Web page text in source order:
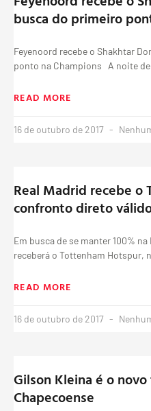
busca do primeiro
Feyenoord recebe o Shakhtar
ponto na Champions A noite
READ MORE
16 de outubro de 2017
Real Madrid recebe o
confronto direto
Em busca de se manter 100%
receberá o Tottenham Hotspur,
READ MORE
16 de outubro de 2017
Gilson Kleina é o
Chapecoense